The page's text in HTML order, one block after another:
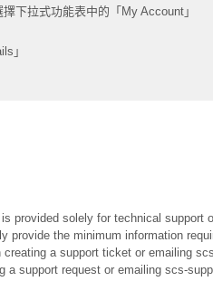
下拉式功能表中的「My Account」
」
provided solely for technical
provide the minimum information
a support ticket or emailing
a support request or emailing scs-